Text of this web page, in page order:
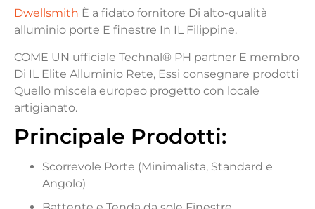
Dwellsmith È a fidato fornitore Di alto-qualità
alluminio porte E finestre In IL Filippine.
COME UN ufficiale Technal® PH partner E membro
Di IL Elite Alluminio Rete, Essi consegnare prodotti
Quello miscela europeo progetto con locale
artigianato.
Principale Prodotti:
Scorrevole Porte (Minimalista, Standard e
Angolo)